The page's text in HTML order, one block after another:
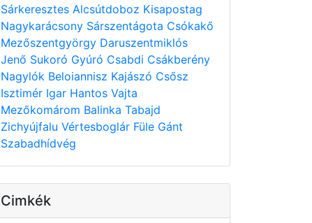
Sárkeresztes Alcsútdoboz Kisapostag
Nagykarácsony Sárszentágota Csókakő
Mezőszentgyörgy Daruszentmiklós
Jenő Sukoró Gyúró Csabdi Csákberény
Nagylók Beloiannisz Kajászó Csősz
Isztimér Igar Hantos Vajta
Mezőkomárom Balinka Tabajd
Zichyújfalu Vértesboglár Füle Gánt
Szabadhídvég
Cimkék